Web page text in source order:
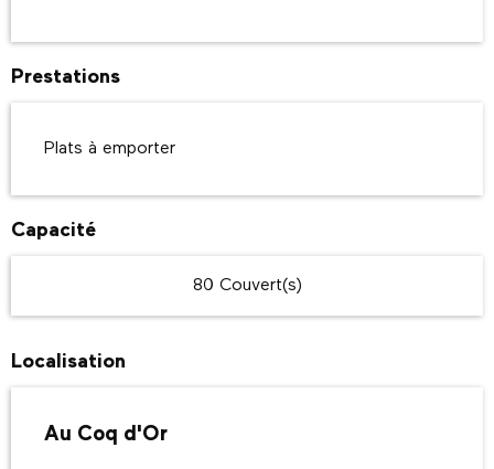
Prestations
Plats à emporter
Capacité
80 Couvert(s)
Localisation
Au Coq d'Or